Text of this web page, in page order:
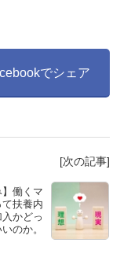
でシェア
[次の記事]
】働くマ
扶養内
かどっ
のか。